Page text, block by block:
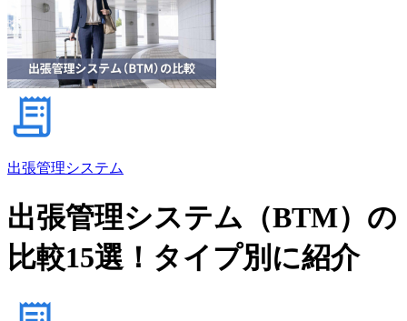
出張管理システム
出張管理システム（BTM）の
比較15選！タイプ別に紹介